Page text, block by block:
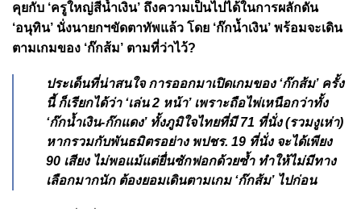
คุยกับ ‘ครูใหญ่สีน้ำเงิน’ ถึงความเป็นไปได้ในการผลักดัน
‘อนุทิน’ นั่งนายกฯขัดตาทัพแล้ว โดย ‘ก๊กน้ำเงิน’ พร้อมจะเดิน
ตามเกมของ ‘ก๊กส้ม’ ตามที่ว่าไว้?
ประเด็นที่น่าสนใจ การออกมาเปิดเกมของ ‘ก๊กส้ม’ ครั้ง
นี้ ก็เรียกได้ว่า ‘เล่น 2 หน้า’ เพราะถือไพ่เหนือกว่าทั้ง
‘ก๊กน้ำเงิน-ก๊กแดง’ ทั้งภูมิใจไทยที่มี 71 ที่นั่ง (รวมงูเห่า)
หากรวมกับพันธมิตรอย่าง พปชร. 19 ที่นั่ง จะได้เพียง
90 เสียง ไม่พอแม้แต่ยื่นซักฟอกด้วยซ้ำ ทำให้ไม่มีทาง
เลือกมากนัก ต้องยอมเดินตามเกม ‘ก๊กส้ม’ ไปก่อน